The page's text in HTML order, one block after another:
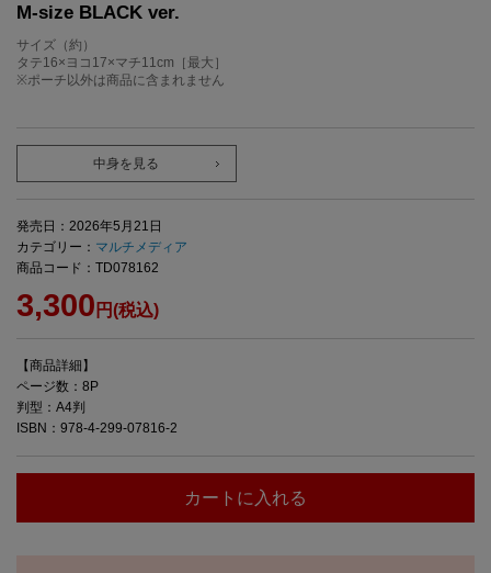
M-size BLACK ver.
サイズ（約）
タテ16×ヨコ17×マチ11cm［最大］
※ポーチ以外は商品に含まれません
中身を見る
発売日：2026年5月21日
カテゴリー： マルチメディア
商品コード：TD078162
3,300 円(税込)
【商品詳細】
ページ数：8P
判型：A4判
ISBN：978-4-299-07816-2
カートに入れる